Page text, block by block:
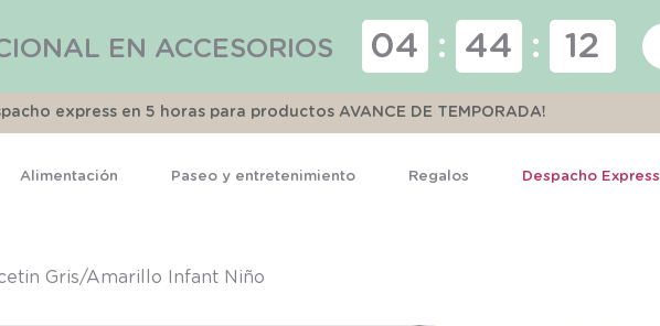
EN ACCESORIOS 04 : 44 : 12
express en 5 horas para productos AVANCE DE TEMPORADA!
Alimentación Paseo y entretenimiento Regalos Despacho Express
Gris/Amarillo Infant Niño
1.
pijama